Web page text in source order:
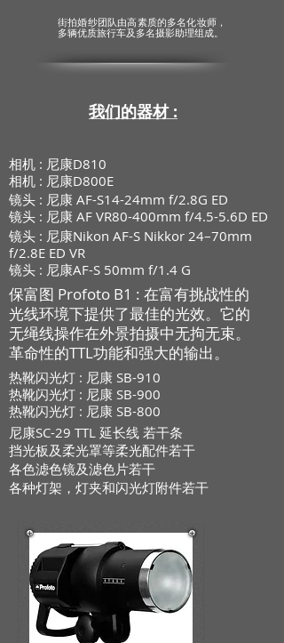
街拍婚纱团队由高素质的多名化妆师，
多辆优质旅行车及多名摄影助理组成。
我们的器材 :
相机 : 尼康D810
相机 : 尼康D800E
镜头 : 尼康 AF-S14-24mm f/2.8G ED
镜头 : 尼康 AF VR80-400mm f/4.5-5.6D ED
镜头 : 尼康Nikon AF-S Nikkor 24–70mm
f/2.8E ED VR
镜头 : 尼康AF-S 50mm f/1.4 G
保富图 Profoto B1 : 在富有挑战性的
光线环境下提供了最佳的光效。它的
无绳线操作在外景拍摄中无拘无束。
革命性的TTL功能和强大的输出。
热靴闪光灯 : 尼康 SB-910
热靴闪光灯 : 尼康 SB-900
热靴闪光灯 : 尼康 SB-800
尼康SC-29 TTL 延长线 若干条
挡光板及柔光罩等柔光配件若干
各色滤色镜及滤色片若干
各种灯架，灯夹和闪光灯附件若干